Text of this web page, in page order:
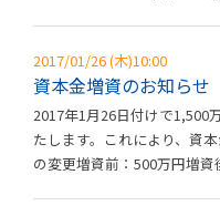
2017/01/26 (木)10:00
資本金増資のお知らせ
2017年1月26日付けで1,500
たします。これにより、資
の変更増資前：500万円増資